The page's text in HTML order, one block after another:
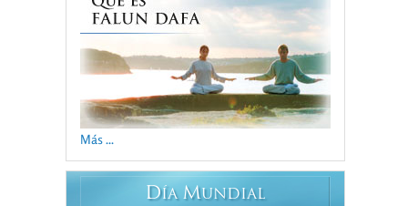
Más ...
DÍA MUNDIAL